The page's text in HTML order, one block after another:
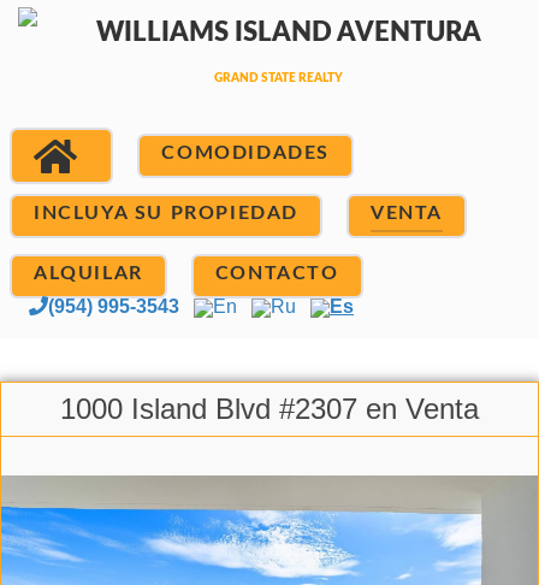
COMODIDADES
INCLUYA SU PROPIEDAD VENTA
ALQUILAR CONTACTO
(954) 995-3543 En Ru Es
1000 Island Blvd #2307 en Venta